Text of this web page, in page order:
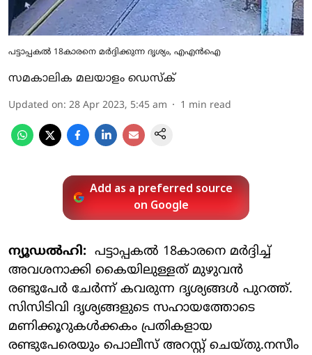
പട്ടാപ്പകല്‍ 18കാരനെ മര്‍ദ്ദിക്കുന്ന ദൃശ്യം, എഎന്‍ഐ
സമകാലിക മലയാളം ഡെസ്ക്
Updated on: 28 Apr 2023, 5:45 am 1 min read
Add as a preferred source
on Google
ന്യൂഡല്‍ഹി: പട്ടാപ്പകല്‍ 18കാരനെ മര്‍ദ്ദിച്ച്
അവശനാക്കി കൈയിലുള്ളത് മുഴുവന്‍
രണ്ടുപേര്‍ ചേര്‍ന്ന് കവരുന്ന ദൃശ്യങ്ങള്‍ പുറത്ത്.
സിസിടിവി ദൃശ്യങ്ങളുടെ സഹായത്തോടെ
മണിക്കൂറുകള്‍ക്കകം പ്രതികളായ
രണ്ടുപേരെയും പൊലീസ് അറസ്റ്റ് ചെയ്തു.നസീം